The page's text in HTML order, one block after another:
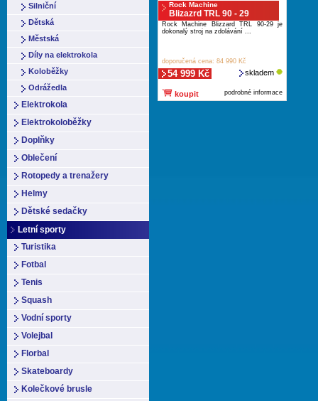
Silniční
Dětská
Městská
Díly na elektrokola
Koloběžky
Odrážedla
Elektrokola
Elektrokoloběžky
Doplňky
Oblečení
Rotopedy a trenažery
Helmy
Dětské sedačky
Letní sporty
Turistika
Fotbal
Tenis
Squash
Vodní sporty
Volejbal
Florbal
Skateboardy
Kolečkové brusle
Rock Machine
Blizazrd TRL 90 - 29
Rock Machine Blizzard TRL 90-29 je
dokonalý stroj na zdolávání ...
doporučená cena: 84 990 Kč
54 999 Kč skladem
koupit podrobné informace